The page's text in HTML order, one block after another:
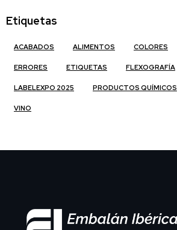
Etiquetas
ACABADOS ALIMENTOS COLORES
ERRORES ETIQUETAS FLEXOGRAFÍA
LABELEXPO 2025 PRODUCTOS QUÍMICOS
VINO